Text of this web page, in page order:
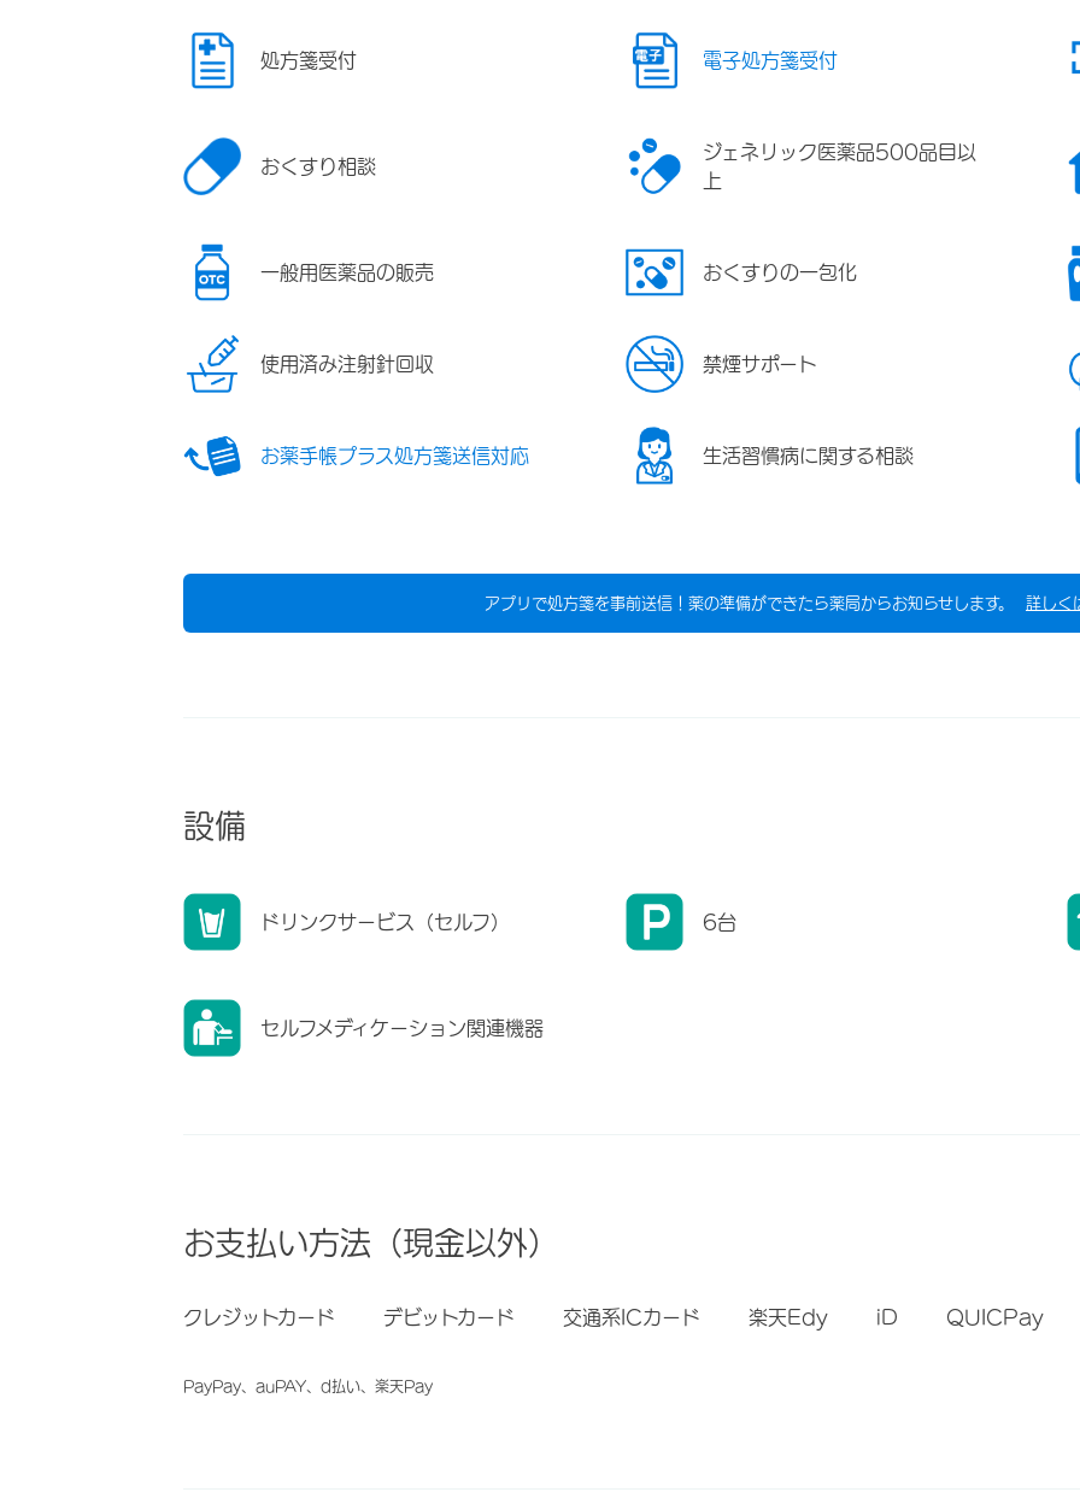
処方箋受付 電子処方箋受付
おくすり相談
ジェネリック医薬品500品目以
上
一般用医薬品の販売 おくすりの一包化
使用済み注射針回収 禁煙サポート
お薬手帳プラス処方箋送信対応 生活習慣病に関する相談
アプリで処方箋を事前送信！薬の準備ができたら薬局からお知らせします。 詳しく
設備
ドリンクサービス（セルフ） 6台
セルフメディケーション関連機器
お支払い方法（現金以外）
クレジットカード デビットカード 交通系ICカード 楽天Edy iD QUICPay
PayPay、auPAY、d払い、楽天Pay